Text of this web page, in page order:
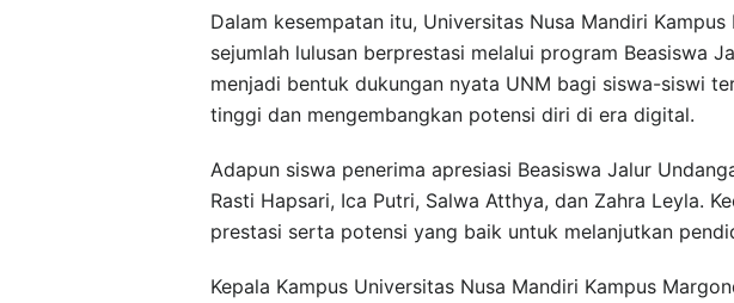
Dalam kesempatan itu, Universitas Nusa Mandiri
sejumlah lulusan berprestasi melalui program Beasiswa
menjadi bentuk dukungan nyata UNM bagi siswa-siswi
tinggi dan mengembangkan potensi diri di era digital.
Adapun siswa penerima apresiasi Beasiswa Jalur
Rasti Hapsari, Ica Putri, Salwa Atthya, dan Zahra Leyla.
prestasi serta potensi yang baik untuk melanjutkan
Kepala Kampus Universitas Nusa Mandiri Kampus